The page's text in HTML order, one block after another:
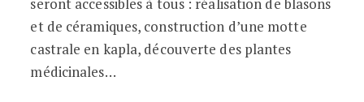
et de céramiques, construction d’une motte
castrale en kapla, découverte des plantes
médicinales…